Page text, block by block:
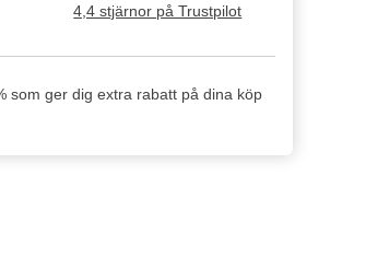
4,4 stjärnor på Trustpilot
som ger dig extra rabatt på dina köp